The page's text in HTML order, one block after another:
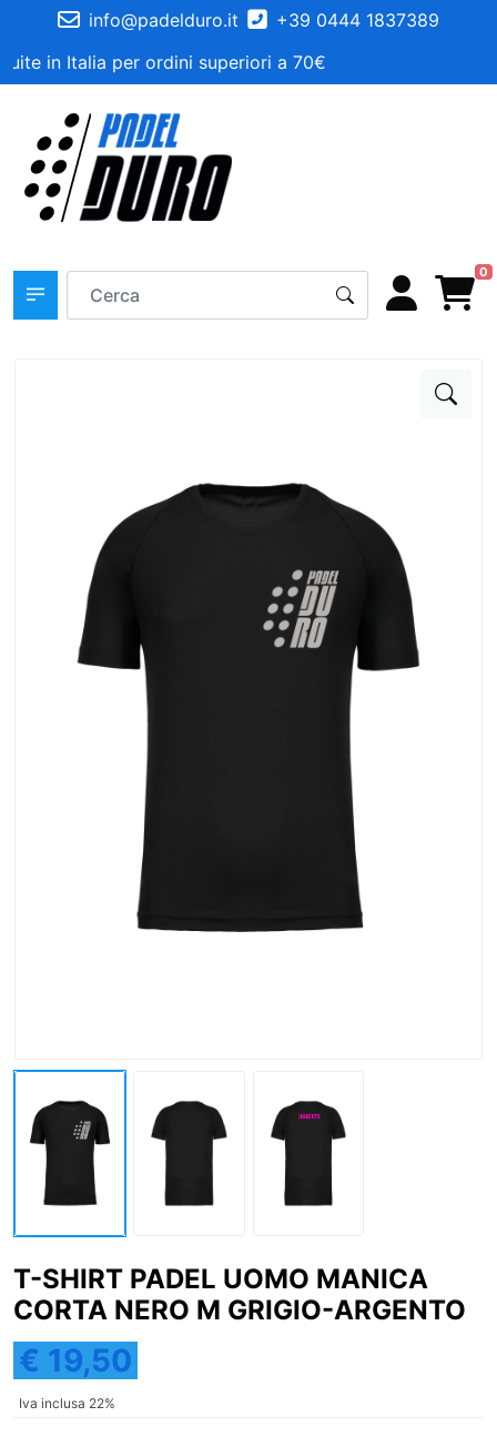
info@padelduro.it
+39 0444 1837389
in Italia per ordini superiori a 70€
0
T-SHIRT PADEL UOMO MANICA
CORTA NERO M GRIGIO-ARGENTO
€ 19,50
Iva inclusa 22%